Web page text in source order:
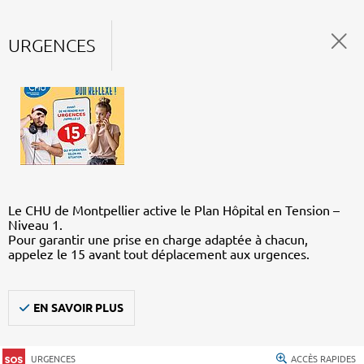
URGENCES
Le CHU de Montpellier active le Plan Hôpital en Tension –
Niveau 1.
Pour garantir une prise en charge adaptée à chacun,
appelez le 15 avant tout déplacement aux urgences.
EN SAVOIR PLUS
URGENCES ACCÈS RAPIDES